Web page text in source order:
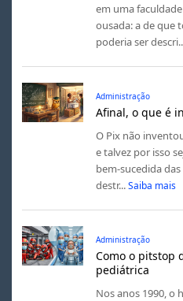
em uma
ousada: a de que
poderia ser
Administração
Afinal, o que é
O Pix não
e talvez por isso
bem-sucedida
destr... Saiba mais
Administração
Como o pitstop
pediátrica
Nos anos 1990, o